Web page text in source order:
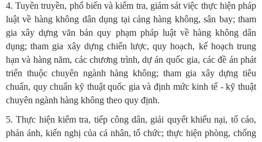
4. Tuyên truyền, phổ biến và kiểm tra, giám sát việc thực hiện pháp
luật về hàng không dân dụng tại cảng hàng không, sân bay; tham
gia xây dựng văn bản quy phạm pháp luật về hàng không dân
dụng; tham gia xây dựng chiến lược, quy hoạch, kế hoạch trung
hạn và hàng năm, các chương trình, dự án quốc gia, các đề án phát
triển thuộc chuyên ngành hàng không; tham gia xây dựng tiêu
chuẩn, quy chuẩn kỹ thuật quốc gia và định mức kinh tế - kỹ thuật
chuyên ngành hàng không theo quy định.
5. Thực hiện kiểm tra, tiếp công dân, giải quyết khiếu nại, tố cáo,
phản ánh, kiến nghị của cá nhân, tổ chức; thực hiện phòng, chống